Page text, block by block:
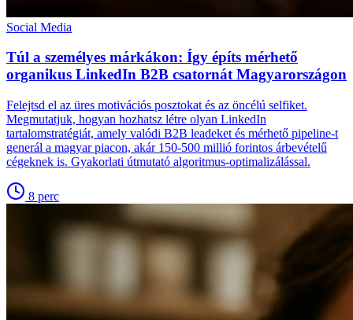
Social Media
Túl a személyes márkákon: Így építs mérhető
organikus LinkedIn B2B csatornát Magyarországon
Felejtsd el az üres motivációs posztokat és az öncélú selfiket.
Megmutatjuk, hogyan hozhatsz létre olyan LinkedIn
tartalomstratégiát, amely valódi B2B leadeket és mérhető pipeline-t
generál a magyar piacon, akár 150-500 millió forintos árbevételű
cégeknek is. Gyakorlati útmutató algoritmus-optimalizálással.
8 perc